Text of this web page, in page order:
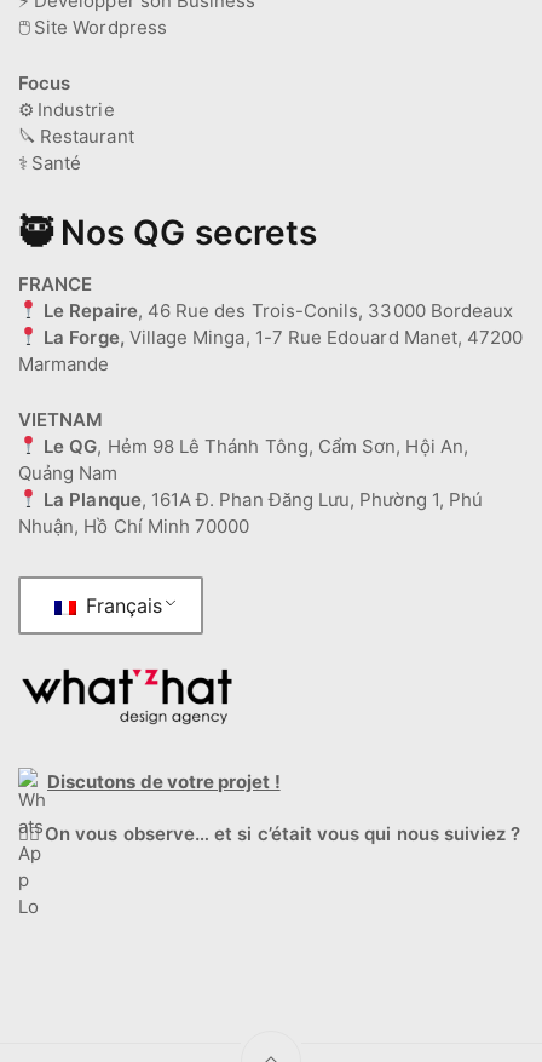
🖱️ Site Wordpress
Focus
⚙️ Industrie
🔪 Restaurant
⚕️ Santé
🥷 Nos QG secrets
FRANCE
Le Repaire, 46 Rue des Trois-Conils, 33000 Bordeaux
La Forge, Village Minga, 1-7 Rue Edouard Manet, 47200
Marmande
VIETNAM
Le QG, Hẻm 98 Lê Thánh Tông, Cẩm Sơn, Hội An,
Quảng Nam
La Planque, 161A Đ. Phan Đăng Lưu, Phường 1, Phú
Nhuận, Hồ Chí Minh 70000
Français
Discutons de votre projet !
🕵️‍♂️On vous observe… et si c’était vous qui nous suiviez ?